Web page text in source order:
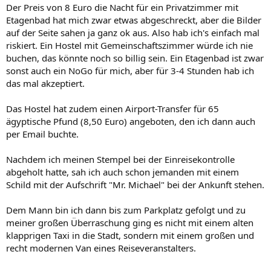
Der Preis von 8 Euro die Nacht für ein Privatzimmer mit
Etagenbad hat mich zwar etwas abgeschreckt, aber die Bilder
auf der Seite sahen ja ganz ok aus. Also hab ich's einfach mal
riskiert. Ein Hostel mit Gemeinschaftszimmer würde ich nie
buchen, das könnte noch so billig sein. Ein Etagenbad ist zwar
sonst auch ein NoGo für mich, aber für 3-4 Stunden hab ich
das mal akzeptiert.
Das Hostel hat zudem einen Airport-Transfer für 65
ägyptische Pfund (8,50 Euro) angeboten, den ich dann auch
per Email buchte.
Nachdem ich meinen Stempel bei der Einreisekontrolle
abgeholt hatte, sah ich auch schon jemanden mit einem
Schild mit der Aufschrift "Mr. Michael" bei der Ankunft stehen.
Dem Mann bin ich dann bis zum Parkplatz gefolgt und zu
meiner großen Überraschung ging es nicht mit einem alten
klapprigen Taxi in die Stadt, sondern mit einem großen und
recht modernen Van eines Reiseveranstalters.